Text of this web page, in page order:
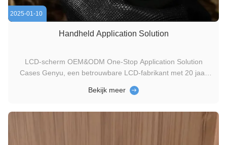
2025-01-10
Handheld Application Solution
LCD-scherm OEM&ODM One-Stop Application Solution
Cases Genyu, een betrouwbare LCD-fabrikant met 20 jaar
hoogwaardige LCD-oplossingen voor handheld-
zichtbaarheid om optimale prestaties te garanderen in ...
Bekijk meer